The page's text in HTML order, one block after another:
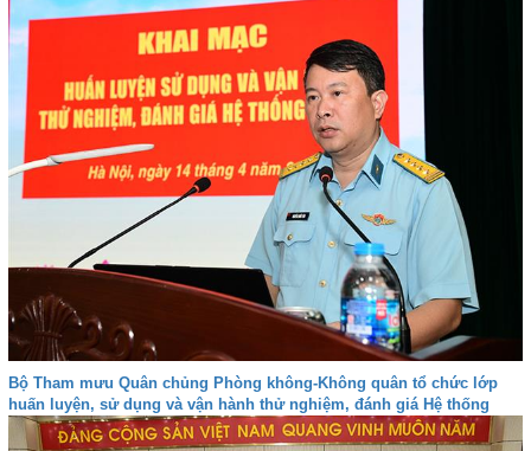
Bộ Tham mưu Quân chủng Phòng không-Không quân tổ chức lớp
huấn luyện, sử dụng và vận hành thử nghiệm, đánh giá Hệ thống
VQ2-M3